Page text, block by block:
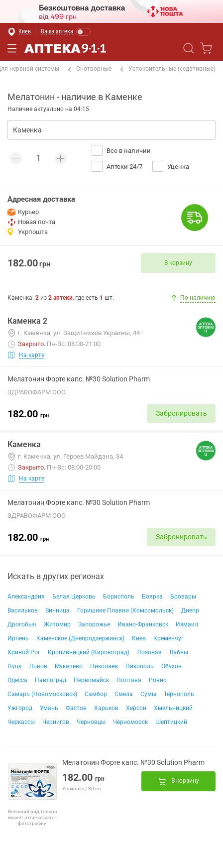
Киев Ваша аптека
нервной системы Снотворные Успокоительные (седативные)
Мелатонин - наличие в Каменке
Наличие актуально на 04:15
Все в наличии
Аптеки 24/7 Уценка
Адресная доставка
Курьер
Новая почта
Укрпошта
182.00грн В корзину
Каменка: 2 из 2 аптеки, где есть 1 шт. По наличию
Каменка 2
г. Каменка, ул. Защитников Украины, 44
Закрыто. Пн-Вс: 08:00-21:00
На карте
Мелатонин Форте капс. №30 Solution Pharm
ЗДРАВОФАРМ ООО
182.00 грн Забронировать
Каменка
г. Каменка, ул. Героев Майдана, 34
Закрыто. Пн-Вс: 08:00-20:00
На карте
Мелатонин Форте капс. №30 Solution Pharm
ЗДРАВОФАРМ ООО
182.00 грн Забронировать
Искать в других регионах
Александрия Белая Церковь Борисполь Боярка
Бровары
Васильков
Винница Горишние Плавни (Комсомольск)
Днепр
Дрогобыч
Житомир Запорожье Ивано-Франковск
Измаил
Ирпень
Каменское (Днепродзержинск) Киев
Кременчуг
Кривой Рог
Кропивницкий (Кировоград) Лозовая
Лубны
Луцк
Львов Мукачево Николаев Никополь
Обухов
Одесса
Павлоград Первомайск Полтава
Ровно
Самарь (Новомосковск)
Самбор Смела Сумы
Тернополь
Ужгород
Умань Фастов Харьков Херсон
Хмельницкий
Черкассы
Чернигов Черновцы Черноморск Шептицкий
Внешний вид товара
может отличаться от
фотографии
Мелатонин Форте капс. №30 Solution Pharm
182.00 грн
Упаковка / 30 шт.
В корзину